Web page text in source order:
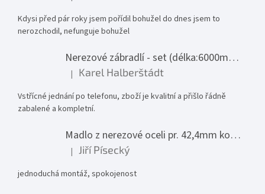
Kdysi před pár roky jsem pořídil bohužel do dnes jsem to
nerozchodil, nefunguje bohužel
Nerezové zábradlí - set (délka:6000mm x výška:1000mm)
Hodnocení produktu je 5 z 5 hvězdiček.
| Karel Halberštádt
Vstřícné jednání po telefonu, zboží je kvalitní a přišlo řádně
zabalené a kompletní.
Madlo z nerezové oceli pr. 42,4mm komplet - model 0116 - 3000mm
Hodnocení produktu je 5 z 5 hvězdiček.
| Jiří Písecký
jednoduchá montáž, spokojenost